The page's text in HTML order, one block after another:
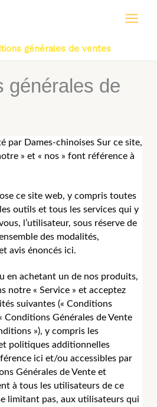
générales de ventes
générales de
par Dames-chinoises Sur ce site,
» et « nos » font référence à
ce site web, y compris toutes
outils et tous les services qui y
l’utilisateur, sous réserve de
des modalités,
avis énoncés ici.
en achetant un de nos produits,
notre « Service » et acceptez
suivantes (« Conditions
Conditions Générales de Vente
»), y compris les
politiques additionnelles
ici et/ou accessibles par
Générales de Vente et
à tous les utilisateurs de ce
limitant pas, aux utilisateurs qui